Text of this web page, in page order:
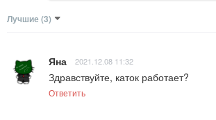
Лучшие (3)
Яна 2021.12.08 11:32
Здравствуйте, каток работает?
Ответить